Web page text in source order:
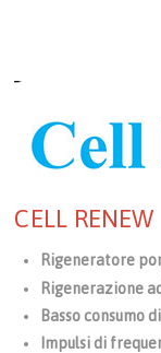
CELL RENEW
Rigeneratore
Rigenerazione
Basso consumo
Impulsi di